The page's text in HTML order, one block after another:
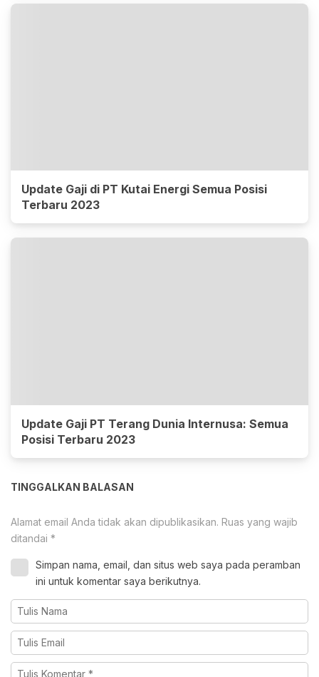
Update Gaji di PT Kutai Energi Semua Posisi
Terbaru 2023
Update Gaji PT Terang Dunia Internusa: Semua
Posisi Terbaru 2023
TINGGALKAN BALASAN
Alamat email Anda tidak akan dipublikasikan. Ruas yang wajib
ditandai *
Simpan nama, email, dan situs web saya pada peramban
ini untuk komentar saya berikutnya.